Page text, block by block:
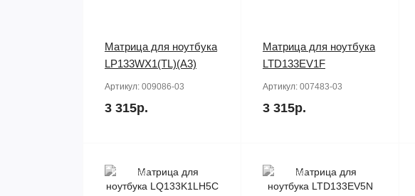
Матрица для ноутбука
LP133WX1(TL)(A3)
Артикул: 009086-03
3 315р.
Матрица для ноутбука
LTD133EV1F
Артикул: 007483-03
3 315р.
Продано Продано